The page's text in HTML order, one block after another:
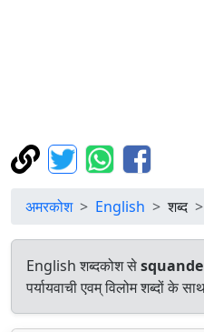
अमरकोश English शब्द
English शब्दकोश से
पर्यायवाची एवम् विलोम शब्दों के